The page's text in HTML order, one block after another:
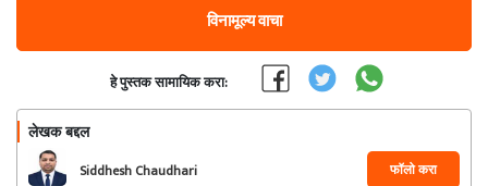
विनामूल्य वाचा
हे पुस्तक सामायिक करा:
लेखक बद्दल
Siddhesh Chaudhari फॉलो करा